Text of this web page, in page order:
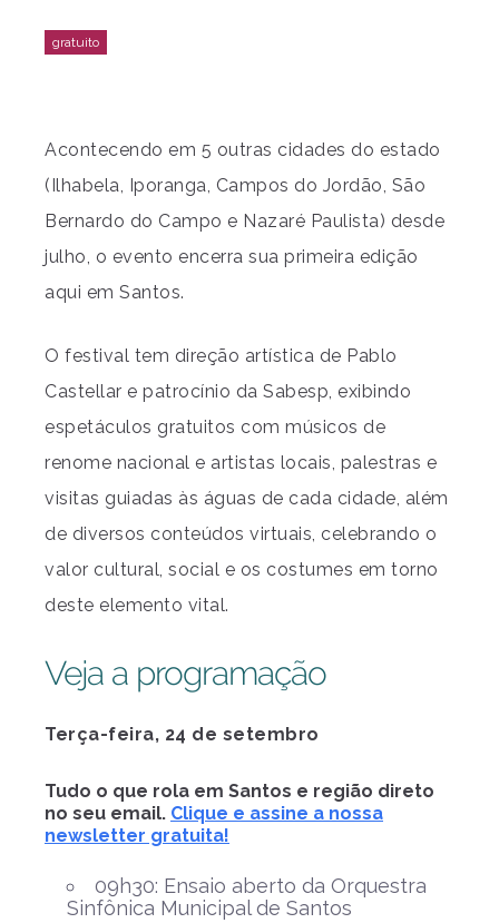
Acontecendo em 5 outras cidades do estado
(Ilhabela, Iporanga, Campos do Jordão, São
Bernardo do Campo e Nazaré Paulista) desde
julho, o evento encerra sua primeira edição
aqui em Santos.
O festival tem direção artística de Pablo
Castellar e patrocínio da Sabesp, exibindo
espetáculos gratuitos com músicos de
renome nacional e artistas locais, palestras e
visitas guiadas às águas de cada cidade, além
de diversos conteúdos virtuais, celebrando o
valor cultural, social e os costumes em torno
deste elemento vital.
Veja a programação
Terça-feira, 24 de setembro
Tudo o que rola em Santos e região direto
no seu email. Clique e assine a nossa
newsletter gratuita!
09h30: Ensaio aberto da Orquestra
Sinfônica Municipal de Santos